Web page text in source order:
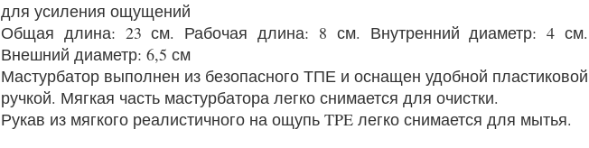
для усиления ощущений
Общая длина: 23 см. Рабочая длина: 8 см. Внутренний диаметр: 4 см.
Внешний диаметр: 6,5 см
Мастурбатор выполнен из безопасного ТПЕ и оснащен удобной пластиковой
ручкой. Мягкая часть мастурбатора легко снимается для очистки.
Рукав из мягкого реалистичного на ощупь TPE легко снимается для мытья.